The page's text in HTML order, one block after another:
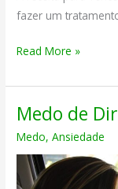
fazer um
Medo
Dirigir
13
Read More »
Medo de
Medo,Ansiedade